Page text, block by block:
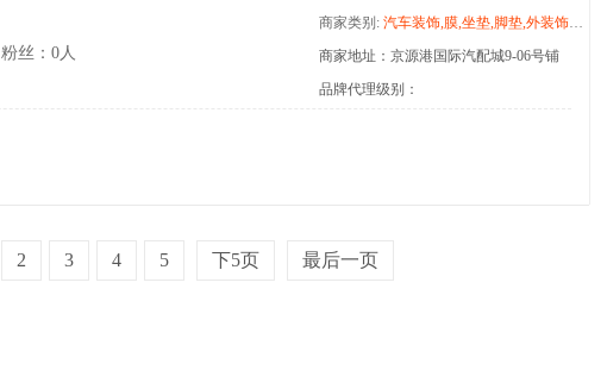
粉丝：0人
商家类别: 汽车装饰,膜,坐垫,脚垫,外装饰件,窗膜,漆面保护膜,改色膜,北极光,派勒,导航,卡仕达,行影通
商家地址：京源港国际汽配城9-06号铺
品牌代理级别：
2 3 4 5 下5页 最后一页